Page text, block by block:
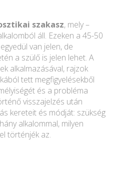
szakasz, mely –
áll. Ezeken a 45-50
van jelen, de
a szülő is jelen lehet. A
alkalmazásával, rajzok
tett megfigyelésekből
és a probléma
visszajelzés után
kereteit és módját: szükség
alkalommal, milyen
történjék az.